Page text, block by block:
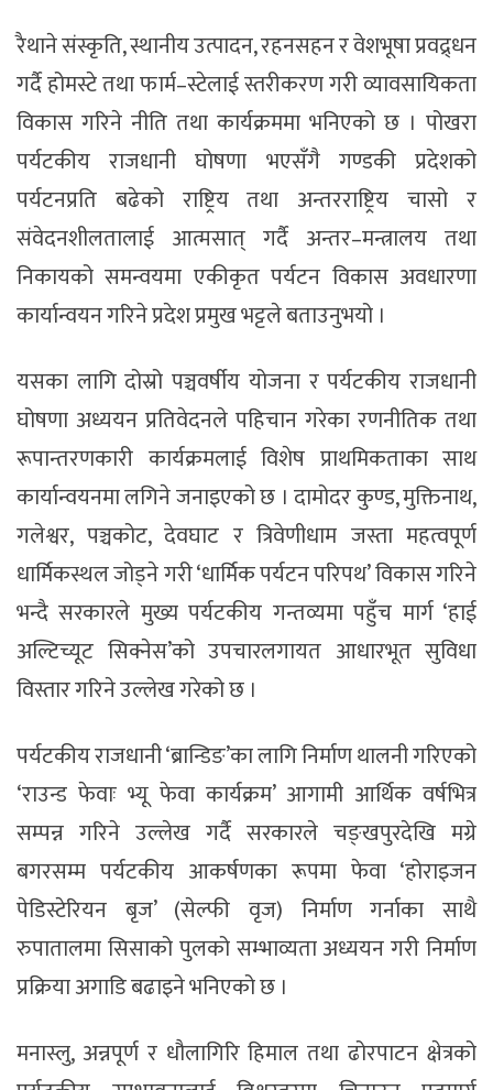
रैथाने संस्कृति, स्थानीय उत्पादन, रहनसहन र वेशभूषा प्रवद्र्धन
गर्दै होमस्टे तथा फार्म–स्टेलाई स्तरीकरण गरी व्यावसायिकता
विकास गरिने नीति तथा कार्यक्रममा भनिएको छ । पोखरा
पर्यटकीय राजधानी घोषणा भएसँगै गण्डकी प्रदेशको
पर्यटनप्रति बढेको राष्ट्रिय तथा अन्तरराष्ट्रिय चासो र
संवेदनशीलतालाई आत्मसात् गर्दै अन्तर–मन्त्रालय तथा
निकायको समन्वयमा एकीकृत पर्यटन विकास अवधारणा
कार्यान्वयन गरिने प्रदेश प्रमुख भट्टले बताउनुभयो ।
यसका लागि दोस्रो पञ्चवर्षीय योजना र पर्यटकीय राजधानी
घोषणा अध्ययन प्रतिवेदनले पहिचान गरेका रणनीतिक तथा
रूपान्तरणकारी कार्यक्रमलाई विशेष प्राथमिकताका साथ
कार्यान्वयनमा लगिने जनाइएको छ । दामोदर कुण्ड, मुक्तिनाथ,
गलेश्वर, पञ्चकोट, देवघाट र त्रिवेणीधाम जस्ता महत्वपूर्ण
धार्मिकस्थल जोड्ने गरी ‘धार्मिक पर्यटन परिपथ’ विकास गरिने
भन्दै सरकारले मुख्य पर्यटकीय गन्तव्यमा पहुँच मार्ग ‘हाई
अल्टिच्यूट सिक्नेस’को उपचारलगायत आधारभूत सुविधा
विस्तार गरिने उल्लेख गरेको छ ।
पर्यटकीय राजधानी ‘ब्रान्डिङ’का लागि निर्माण थालनी गरिएको
‘राउन्ड फेवाः भ्यू फेवा कार्यक्रम’ आगामी आर्थिक वर्षभित्र
सम्पन्न गरिने उल्लेख गर्दै सरकारले चङ्खपुरदेखि मग्रे
बगरसम्म पर्यटकीय आकर्षणका रूपमा फेवा ‘होराइजन
पेडिस्टेरियन बृज’ (सेल्फी वृज) निर्माण गर्नाका साथै
रुपातालमा सिसाको पुलको सम्भाव्यता अध्ययन गरी निर्माण
प्रक्रिया अगाडि बढाइने भनिएको छ ।
मनास्लु, अन्नपूर्ण र धौलागिरि हिमाल तथा ढोरपाटन क्षेत्रको